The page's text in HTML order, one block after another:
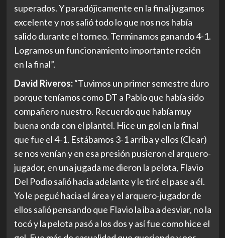
superados. Y paradójicamente en la final jugamos
excelente y nos salió todo lo que nos nos había
salido durante el torneo. Terminamos ganando 4-1.
Logramos un funcionamiento importante recién
en la final”.
David Riveros:“Tuvimos un primer semestre duro
porque teníamos como DT a Pablo que había sido
compañero nuestro. Recuerdo que había muy
buena onda con el plantel. Hice un gol en la final
que fue el 4-1. Estábamos 3-1 arriba y ellos (Clear)
se nos venían y en esa presión pusieron el arquero-
jugador, en una jugada me dieron la pelota, Flavio
Del Podio salió hacia adelante y le tiré el pase a él.
Yo le pegué hacia el área y el arquero-jugador de
ellos salió pensando que Flavio la iba a desviar, no la
tocó y la pelota pasó a los dos y así fue como hice el